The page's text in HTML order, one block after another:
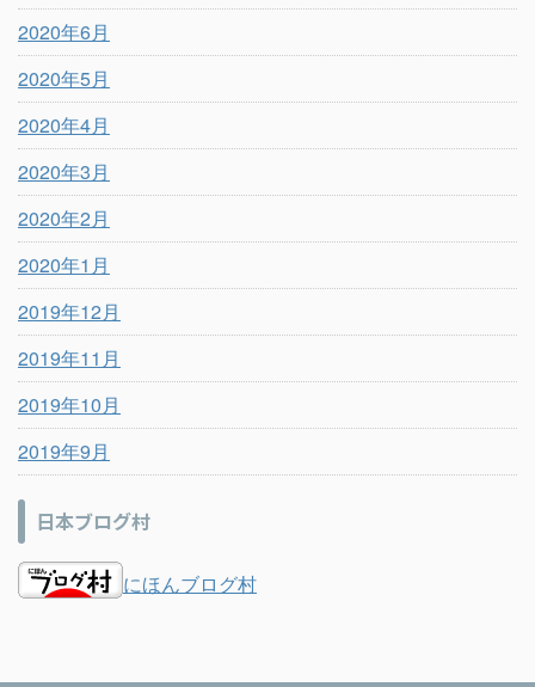
2020年6月
2020年5月
2020年4月
2020年3月
2020年2月
2020年1月
2019年12月
2019年11月
2019年10月
2019年9月
日本ブログ村
にほんブログ村